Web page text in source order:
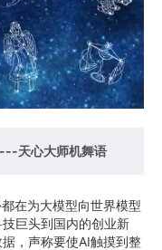
天心大师机舞语
在为大模型向世界模型
巨头到国内的创业新
，声称要使AI触摸到整